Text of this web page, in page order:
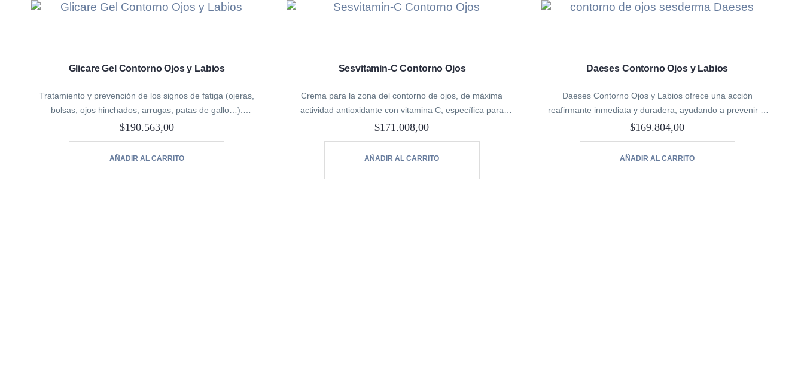
Glicare Gel Contorno Ojos y Labios
Tratamiento y prevención de los signos de fatiga (ojeras,
bolsas, ojos hinchados, arrugas, patas de gallo…).
Descongestión e hidratación de la piel del contorno de los
$190.563,00
AÑADIR AL CARRITO
Sesvitamin-C Contorno Ojos
Crema para la zona del contorno de ojos, de máxima
actividad antioxidante con vitamina C, específica para
arrugas, bolsas y ojeras, que devuelve a la zona su vitalidad
$171.008,00
AÑADIR AL CARRITO
Daeses Contorno Ojos y Labios
Daeses Contorno Ojos y Labios ofrece una acción
reafirmante inmediata y duradera, ayudando a prevenir el
descolgamiento palpebral y a suavizar las arrugas en el
$169.804,00
AÑADIR AL CARRITO